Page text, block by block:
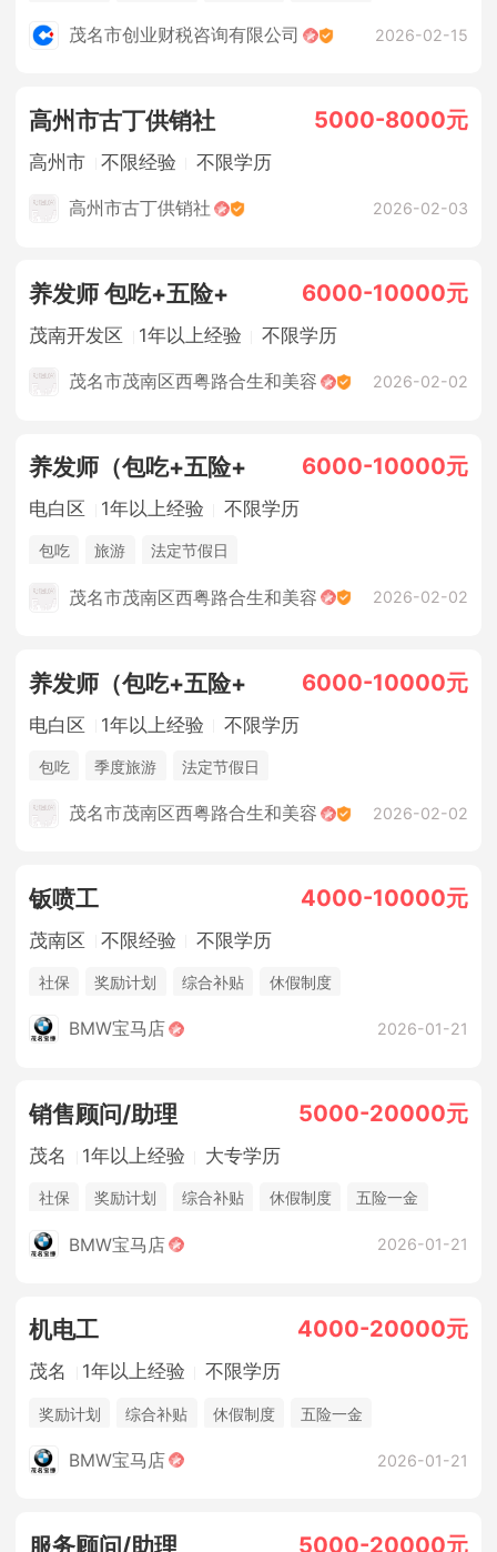
茂名市创业财税咨询有限公司 2026-02-15
高州市古丁供销社 5000-8000元
高州市 不限经验 不限学历
高州市古丁供销社 2026-02-03
养发师 包吃+五险+ 6000-10000元
茂南开发区 1年以上经验 不限学历
茂名市茂南区西粤路合生和美容 2026-02-02
养发师（包吃+五险+ 6000-10000元
电白区 1年以上经验 不限学历
包吃 旅游 法定节假日
茂名市茂南区西粤路合生和美容 2026-02-02
养发师（包吃+五险+ 6000-10000元
电白区 1年以上经验 不限学历
包吃 季度旅游 法定节假日
茂名市茂南区西粤路合生和美容 2026-02-02
钣喷工 4000-10000元
茂南区 不限经验 不限学历
社保 奖励计划 综合补贴 休假制度
BMW宝马店 2026-01-21
销售顾问/助理 5000-20000元
茂名 1年以上经验 大专学历
社保 奖励计划 综合补贴 休假制度
五险一金
法定节假日
BMW宝马店 2026-01-21
机电工 4000-20000元
茂名 1年以上经验 不限学历
奖励计划 综合补贴 休假制度
五险一金
法定节假日
BMW宝马店 2026-01-21
服务顾问/助理 5000-20000元